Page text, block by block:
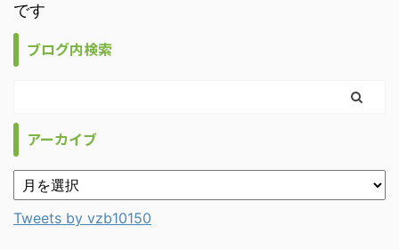
です
ブログ内検索
アーカイブ
Tweets by vzb10150